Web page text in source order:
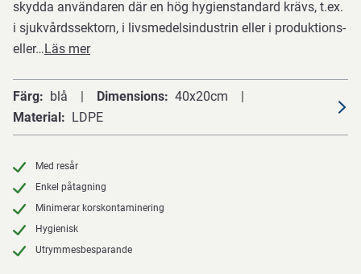
skydda användaren där en hög hygienstandard krävs, t.ex.
i sjukvårdssektorn, i livsmedelsindustrin eller i produktions-
eller…Läs mer
Färg blå Dimensions
40x20cm
Material
LDPE
Med resår
Enkel påtagning
Minimerar korskontaminering
Hygienisk
Utrymmesbesparande